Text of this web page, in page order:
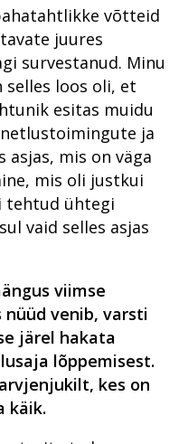
makse
kohustusena
vanemprokurör Günter
Koovit – turist, kellest sai
kohalik
Põhja ringkonnaprokuratuur
aastal
ringkonnaprokuratuur
aastal 2020
ringkonnaprokuratuur
aastal
suhete osakond 2020.
2020.
aastal
aastal
Kokaiini hammasratas
Ustimenko ja Medvedevi
tapatalgud
Metanoolitragöödia
Pärnus
ERA panga pankrot
Jehoova tunnistajast ema
keelas vastsündinu
päästmise vereülekandega
Vabaduse väljakul
Viru ringkonnaprokuratuur
2019
ringkonnaprokuratuur
ringkonnaprokuratuur
aastal 2019
aastal
2019
suhete osakond
Haldusosakond aastal 2019
koostöö 2019
Valmisid prokuröride
Lõuna ringkonnaprokuratuur
ringkonnaprokuratuur
2018 riigiprokuratuuri
süüdistusosakonnas
riigiprokuratuuri
järelevalveosakonnas
Prokuratuuri aasta numbrites
on kõige mõjukamad
Prokuratuuri aastaraamat
prokurör tema
räägivad
Laiaulatusliku vargusteahela
lahtiharutamine Viljandimaal
Peitkuritegevus turvalises
on prokuratuurile
väljakutse
Juhuslik vihje viis südametu
kotijooksja tabamiseni
Aasta prokurör ja aasta
personalitöö
koostöö
panus
aastaraamat
võtteid
juures
survestanud. Minu
loos oli, et
esitas muidu
ja
asjas, mis on väga
mis oli justkui
tehtud ühtegi
vaid selles asjas
viimse
venib, varsti
järel hakata
lõppemisest.
kes on
käik.